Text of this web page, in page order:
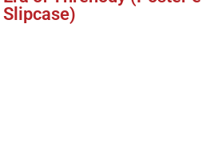
Slipcase)